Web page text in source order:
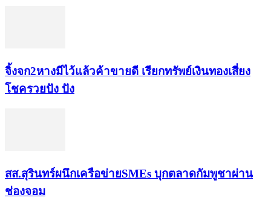
จิ้งจก​2​หาง​มีไว้แล้ว​ค้าขาย​ดี​ เรียก​ทรัพย์เงินทอง​เสี่ยง
โชค​รวยปัง​ ปัง​
สส.สุรินทร์ผนึกเครือข่ายSMEs บุกตลาดกัมพูชาผ่าน
ช่องจอม